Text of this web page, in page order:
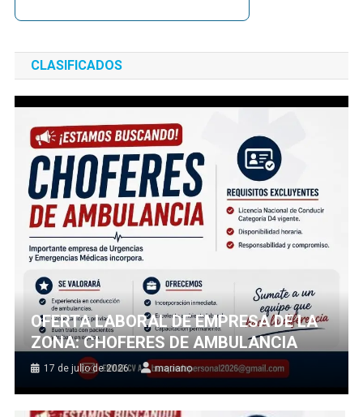
CLASIFICADOS
OFERTA LABORAL DE EMPRESA DE LA
ZONA: CHOFERES DE AMBULANCIA
17 de julio de 2026 mariano